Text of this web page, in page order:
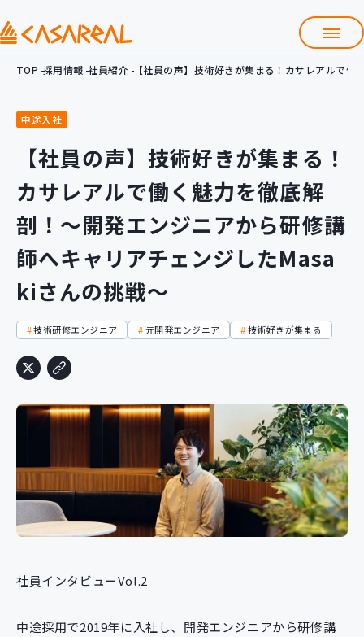
よくある質問
募集職種
働くメリット
数字で見るカサレアル
Entry
TOP 採用情報 社員紹介 【社員の声】技術好きが集まる！カサレアルで
中途入社
【社員の声】技術好きが集まる！
カサレアルで働く魅力を徹底解
剖！～開発エンジニアから研修講
師へキャリアチェンジしたMasa
kiさんの挑戦～
技術研修エンジニア 元開発エンジニア 技術好きが集まる
社員インタビューVol.2
中途採用で2019年に入社し、開発エンジニアから研修講